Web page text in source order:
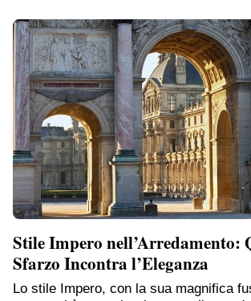
Stile Impero nell’Arredamento:
Sfarzo Incontra l’Eleganza
Lo stile Impero, con la sua magnifica